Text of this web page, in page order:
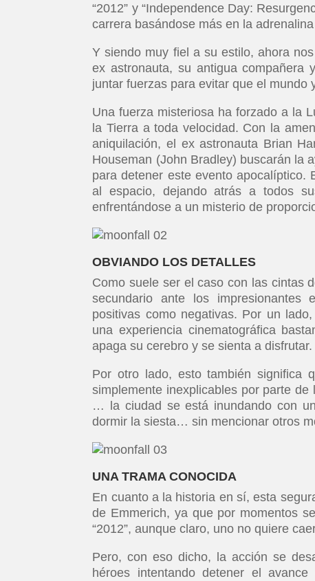
“2012” y “Independence Day:
carrera basándose más en la
Y siendo muy fiel a su estilo, ahora
ex astronauta, su antigua compañera
juntar fuerzas para evitar que el mundo
Una fuerza misteriosa ha forzado a la
la Tierra a toda velocidad. Con la
aniquilación, el ex astronauta Brian
Houseman (John Bradley) buscarán la
para detener este evento apocalíptico.
al espacio, dejando atrás a todos
enfrentándose a un misterio de
OBVIANDO LOS DETALLES
Como suele ser el caso con las cintas
secundario ante los impresionantes
positivas como negativas. Por un
una experiencia cinematográfica
apaga su cerebro y se sienta a disfrutar.
Por otro lado, esto también significa
simplemente inexplicables por parte
… la ciudad se está inundando con
dormir la siesta… sin mencionar otros
UNA TRAMA CONOCIDA
En cuanto a la historia en sí, esta
de Emmerich, ya que por momentos
“2012”, aunque claro, uno no quiere
Pero, con eso dicho, la acción se
héroes intentando detener el